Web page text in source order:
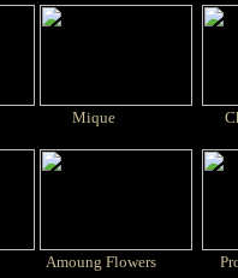
Mique
Amoung Flowers